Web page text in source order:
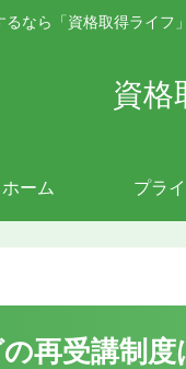
るなら「資格取得ライフ
資格
ホーム プラ
再受講制